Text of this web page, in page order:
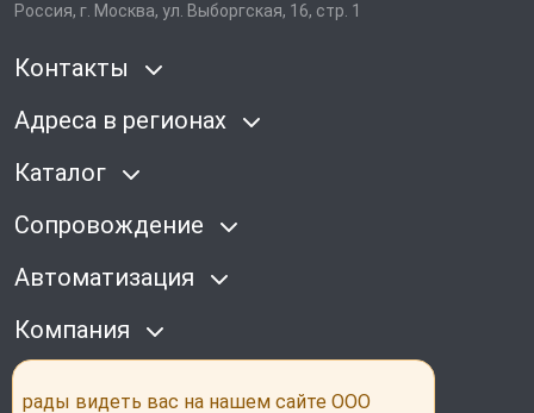
Россия, г. Москва, ул. Выборгская, 16, стр. 1
Контакты
Адреса в регионах
Каталог
Сопровождение
Автоматизация
Компания
Наши соц сети
рады видеть вас на нашем сайте ООО